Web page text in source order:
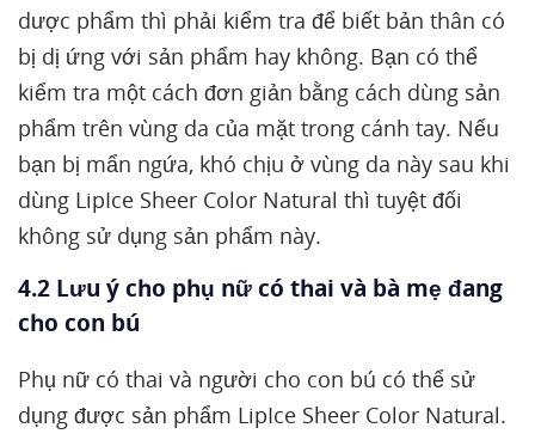
dược phẩm thì phải kiểm tra để biết bản thân có
bị dị ứng với sản phẩm hay không. Bạn có thể
kiểm tra một cách đơn giản bằng cách dùng sản
phẩm trên vùng da của mặt trong cánh tay. Nếu
bạn bị mẩn ngứa, khó chịu ở vùng da này sau khi
dùng LipIce Sheer Color Natural thì tuyệt đối
không sử dụng sản phẩm này.
4.2 Lưu ý cho phụ nữ có thai và bà mẹ đang
cho con bú
Phụ nữ có thai và người cho con bú có thể sử
dụng được sản phẩm LipIce Sheer Color Natural.